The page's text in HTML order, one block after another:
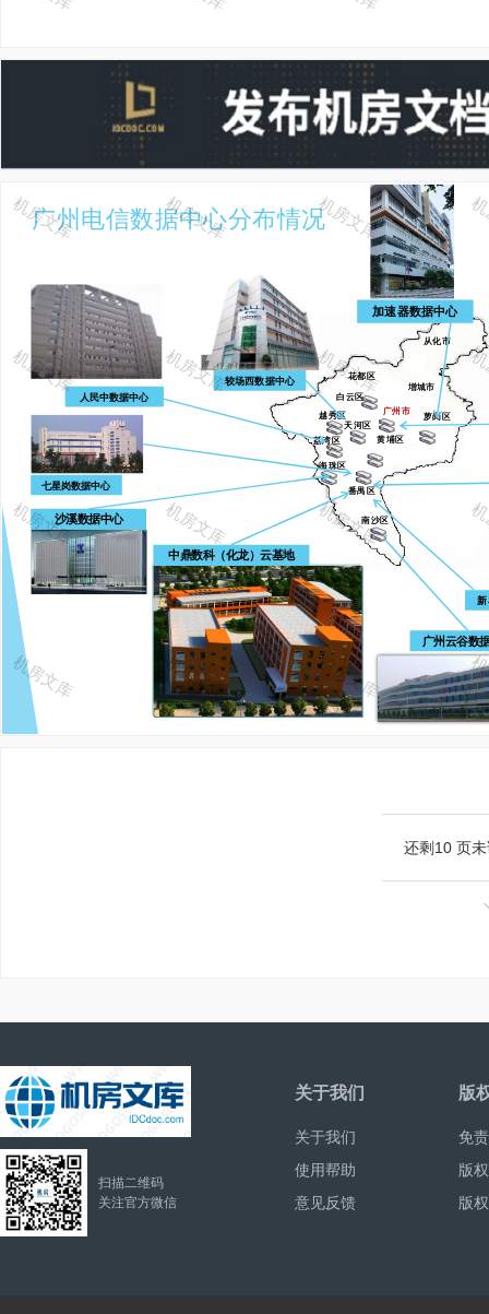
还剩 10 页
扫描二维码
关注官方微信
关于我们
关于我们
使用帮助
意见反馈
版
免
版
版